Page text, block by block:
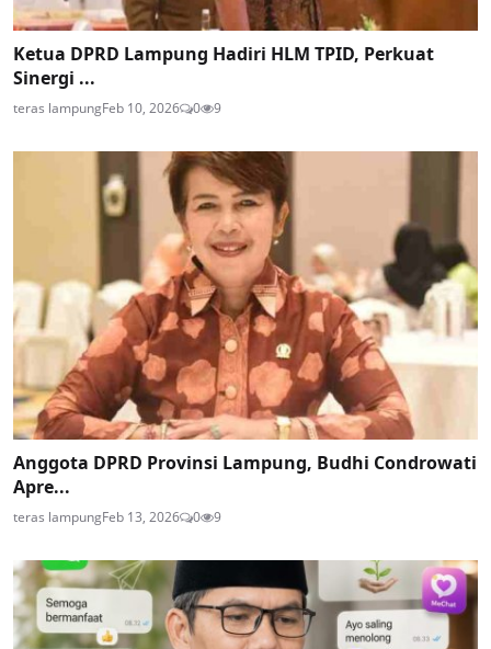
Ketua DPRD Lampung Hadiri HLM TPID, Perkuat
Sinergi ...
teras lampungFeb 10, 2026 0 9
Anggota DPRD Provinsi Lampung, Budhi Condrowati
Apre...
teras lampungFeb 13, 2026 0 9